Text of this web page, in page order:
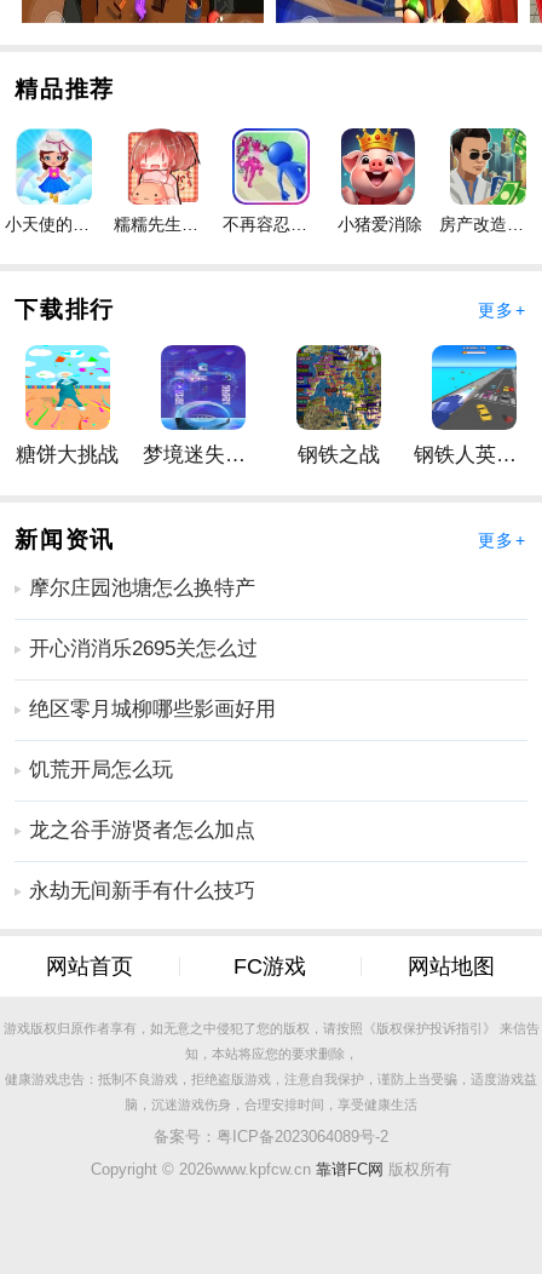
望。
带来超级爽快的游戏体验。
战斗。
下文就为各位首领手游介绍一下【建筑】与【资源】
更多好玩的手游，请持续关注靠谱FC网
精品推荐
小天使的冒险手游 糯糯先生的面包店手游 不再容忍手游 小猪爱消除 房产改造王游戏手机版手游
下载排行 更多+
糖饼大挑战 梦境迷失星辰 钢铁之战 钢铁人英雄3D
新闻资讯 更多+
摩尔庄园池塘怎么换特产
开心消消乐2695关怎么过
绝区零月城柳哪些影画好用
饥荒开局怎么玩
龙之谷手游贤者怎么加点
永劫无间新手有什么技巧
网站首页 FC游戏 网站地图
游戏版权归原作者享有，如无意之中侵犯了您的版权，请按照《版权保护投诉指引》 来信告
知，本站将应您的要求删除，
健康游戏忠告：抵制不良游戏，拒绝盗版游戏，注意自我保护，谨防上当受骗，适度游戏益
脑，沉迷游戏伤身，合理安排时间，享受健康生活
备案号： 粤ICP备2023064089号-2
Copyright © 2026www.kpfcw.cn 靠谱FC网 版权所有